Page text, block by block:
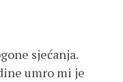
sjećanja.
umro mi je